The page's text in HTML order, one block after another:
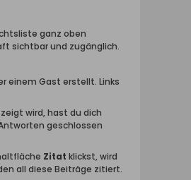
ganz oben
sichtbar und zugänglich.
einem Gast erstellt. Links
wird, hast du dich
geschlossen
Zitat klickst, wird
all diese Beiträge zitiert.